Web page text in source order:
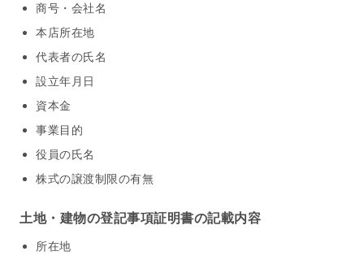
商号・会社名
本店所在地
代表者の氏名
設立年月日
資本金
事業目的
役員の氏名
株式の譲渡制限の有無
土地・建物の登記事項証明書の記載内容
所在地